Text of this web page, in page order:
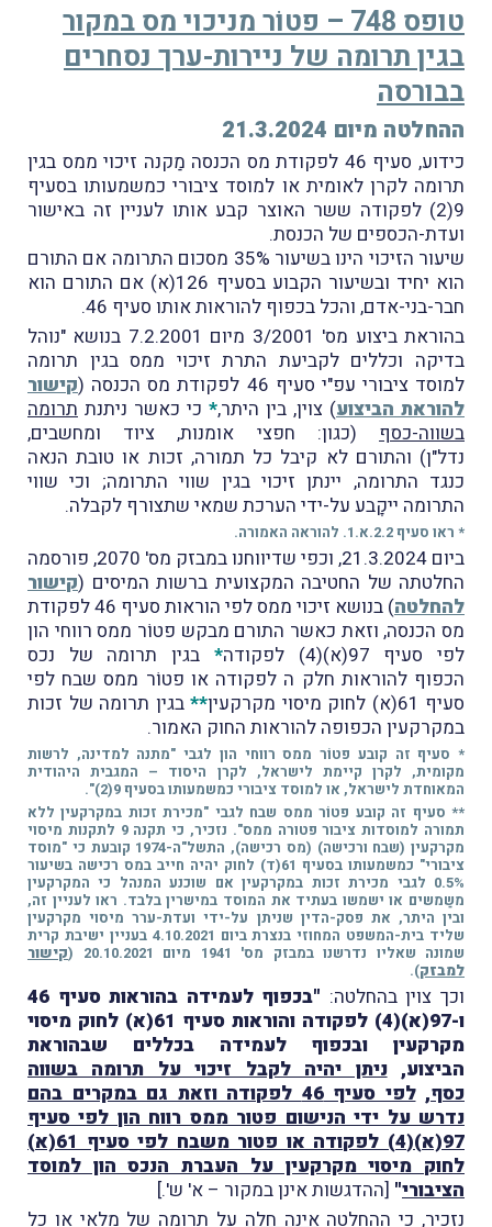
טופס 748 – פטוֹר מניכוי מס במקור
בגין תרומה של ניירות-ערך נסחרים
בבורסה
ההחלטה מיום 21.3.2024
כידוע, סעיף 46 לפקודת מס הכנסה מַקנה זיכוי ממס בגין
תרומה לקרן לאומית או למוסד ציבורי כמשמעותו בסעיף
9(2) לפקודה ששר האוצר קבע אותו לעניין זה באישור
ועדת-הכספים של הכנסת.
שיעור הזיכוי הינו בשיעור 35% מסכום התרומה אם התורם
הוא יחיד ובשיעור הקבוע בסעיף 126(א) אם התורם הוא
חבר-בני-אדם, והכל בכפוף להוראות אותו סעיף 46.
בהוראת ביצוע מס' 3/2001 מיום 7.2.2001 בנושא "נוהל
בדיקה וכללים לקביעת התרת זיכוי ממס בגין תרומה
למוסד ציבורי עפ"י סעיף 46 לפקודת מס הכנסה (
קישור
להוראת הביצוע) צוין, בין היתר,* כי כאשר ניתנת תרומה
בשווה-כסף (כגון: חפצי אומנות, ציוד ומחשבים,
נדל"ן) והתורם לא קיבל כל תמורה, זכות או טובת הנאה
כנגד התרומה, יינתן זיכוי בגין שווי התרומה; וכי שווי
התרומה ייקָבע על-ידי הערכת שמאי שתצורף לקבלה.
* ראו סעיף 2.2.א.1. להוראה האמורה.
ביום 21.3.2024, וכפי שדיווחנו במבזק מס' 2070, פורסמה
החלטתה של החטיבה המקצועית ברשות המיסים (קישור
להחלטה
) בנושא זיכוי ממס לפי הוראות סעיף 46 לפקודת
מס הכנסה, וזאת כאשר התורם מבקש פטוֹר ממס רווחי הון
לפי סעיף 97(א)(4) לפקודה
* בגין תרומה של נכס
הכפוף להוראות חלק ה לפקודה או פטוֹר ממס שבח לפי
סעיף 61(א) לחוק מיסוי מקרקעין
** בגין תרומה של זכות
במקרקעין הכפופה להוראות החוק האמור.
* סעיף זה קובע פטוֹר ממס רווחי הון לגבי "מתנה למדינה, לרשות
מקומית, לקרן קיימת לישראל, לקרן היסוד – המגבית היהודית
המאוחדת לישראל, או למוסד ציבורי כמשמעותו בסעיף 9(2)".
** סעיף זה קובע פטוֹר ממס שבח לגבי "מכירת זכות במקרקעין ללא
תמורה למוסדות ציבור פטורה ממס". נזכיר, כי תקנה 9 לתקנות מיסוי
מקרקעין (שבח ורכישה) (מס רכישה), התשל"ה-1974 קובעת כי "מוסד
ציבורי" כמשמעותו בסעיף 61(ד) לחוק יהיה חייב במס רכישה בשיעור
0.5% לגבי מכירת זכות במקרקעין אם שוכנע המנהל כי המקרקעין
משַמשים או ישמשו בעתיד את המוסד במישרין בלבד. ראו לעניין זה,
ובין היתר, את פסק-הדין שניתן על-ידי ועדת-ערר מיסוי מקרקעין
שליד בית-המשפט המחוזי בנצרת ביום 4.10.2021 בעניין ישיבת קרית
שמונה שאליו נדרשנו במבזק מס' 1941 מיום 20.10.2021 (
קישור
למבזק).
וכך צוין בהחלטה:
"בכפוף לעמידה בהוראות סעיף 46
ו-97(א)(4) לפקודה והוראות סעיף 61(א) לחוק מיסוי
מקרקעין ובכפוף לעמידה בכללים שבהוראת
הביצוע,ניתן יהיה לקבל זיכוי על תרומה בשווה
כסף,
לפי סעיף 46 לפקודה וזאת גם במקרים בהם
נדרש על ידי הנישום פטור ממס רווח הון לפי סעיף
97(א)(4) לפקודה או פטור משבח לפי סעיף 61(א)
לחוק מיסוי מקרקעין על העברת הנכס הון למוסד
הציבורי" [ההדגשות אינן במקור – א' ש'.]
נזכיר, כי ההחלטהאינה חלה על תרומה של מלאי או כל